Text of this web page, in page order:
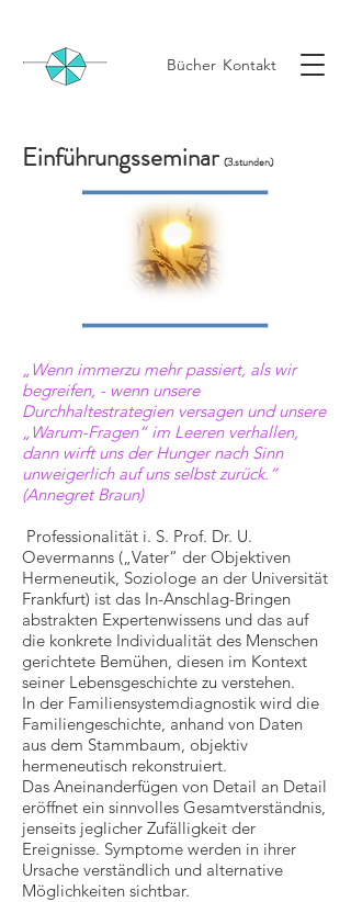
Bücher Kontakt
Einführungsseminar (3.stunden)
„Wenn immerzu mehr passiert, als wir
begreifen, - wenn unsere
Durchhaltestrategien versagen und unsere
„Warum-Fragen“ im Leeren verhallen,
dann wirft uns der Hunger nach Sinn
unweigerlich auf uns selbst zurück.“
(Annegret Braun)
Professionalität i. S. Prof. Dr. U.
Oevermanns („Vater“ der Objektiven
Hermeneutik, Soziologe an der Universität
Frankfurt) ist das In-Anschlag-Bringen
abstrakten Expertenwissens und das auf
die konkrete Individualität des Menschen
gerichtete Bemühen, diesen im Kontext
seiner Lebensgeschichte zu verstehen.
In der Familiensystemdiagnostik wird die
Familiengeschichte, anhand von Daten
aus dem Stammbaum, objektiv
hermeneutisch rekonstruiert.
Das Aneinanderfügen von Detail an Detail
eröffnet ein sinnvolles Gesamtverständnis,
jenseits jeglicher Zufälligkeit der
Ereignisse. Symptome werden in ihrer
Ursache verständlich und alternative
Möglichkeiten sichtbar.